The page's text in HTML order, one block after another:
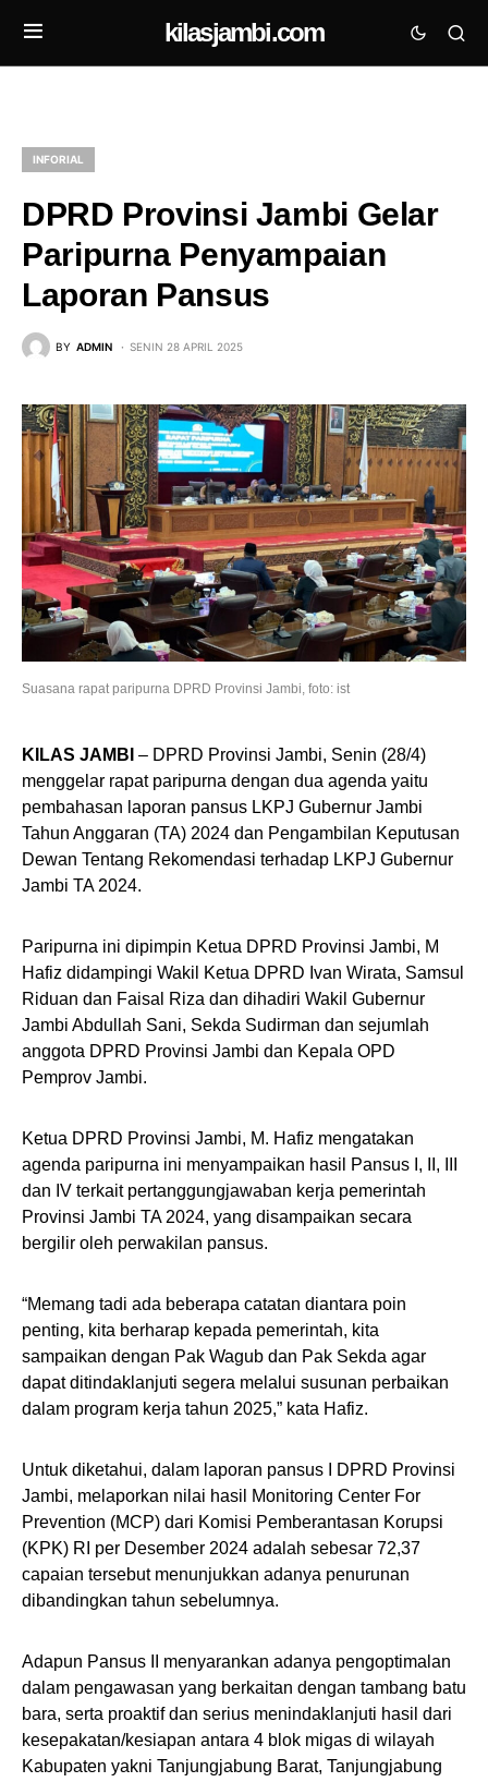
kilasjambi.com
INFORIAL
DPRD Provinsi Jambi Gelar
Paripurna Penyampaian
Laporan Pansus
BY ADMIN SENIN 28 APRIL 2025
Suasana rapat paripurna DPRD Provinsi Jambi, foto: ist
KILAS JAMBI – DPRD Provinsi Jambi, Senin (28/4)
menggelar rapat paripurna dengan dua agenda yaitu
pembahasan laporan pansus LKPJ Gubernur Jambi
Tahun Anggaran (TA) 2024 dan Pengambilan Keputusan
Dewan Tentang Rekomendasi terhadap LKPJ Gubernur
Jambi TA 2024.
Paripurna ini dipimpin Ketua DPRD Provinsi Jambi, M
Hafiz didampingi Wakil Ketua DPRD Ivan Wirata, Samsul
Riduan dan Faisal Riza dan dihadiri Wakil Gubernur
Jambi Abdullah Sani, Sekda Sudirman dan sejumlah
anggota DPRD Provinsi Jambi dan Kepala OPD
Pemprov Jambi.
Ketua DPRD Provinsi Jambi, M. Hafiz mengatakan
agenda paripurna ini menyampaikan hasil Pansus I, II, III
dan IV terkait pertanggungjawaban kerja pemerintah
Provinsi Jambi TA 2024, yang disampaikan secara
bergilir oleh perwakilan pansus.
“Memang tadi ada beberapa catatan diantara poin
penting, kita berharap kepada pemerintah, kita
sampaikan dengan Pak Wagub dan Pak Sekda agar
dapat ditindaklanjuti segera melalui susunan perbaikan
dalam program kerja tahun 2025,” kata Hafiz.
Untuk diketahui, dalam laporan pansus I DPRD Provinsi
Jambi, melaporkan nilai hasil Monitoring Center For
Prevention (MCP) dari Komisi Pemberantasan Korupsi
(KPK) RI per Desember 2024 adalah sebesar 72,37
capaian tersebut menunjukkan adanya penurunan
dibandingkan tahun sebelumnya.
Adapun Pansus II menyarankan adanya pengoptimalan
dalam pengawasan yang berkaitan dengan tambang batu
bara, serta proaktif dan serius menindaklanjuti hasil dari
kesepakatan/kesiapan antara 4 blok migas di wilayah
Kabupaten yakni Tanjungjabung Barat, Tanjungjabung